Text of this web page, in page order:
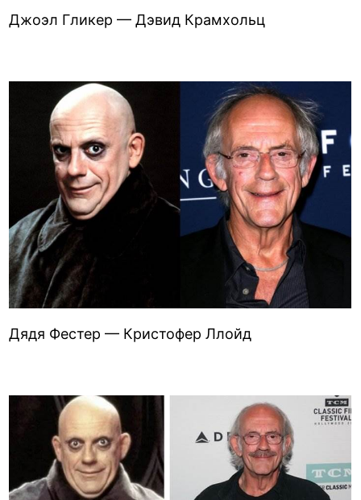
Джоэл Гликер — Дэвид Крамхольц
Дядя Фестер — Кристофер Ллойд